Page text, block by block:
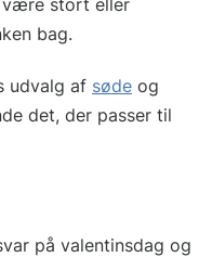
bag.
udvalg af søde og
det, der passer til
på valentinsdag og